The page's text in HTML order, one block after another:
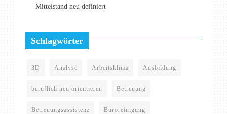
Mittelstand neu definiert
Schlagwörter
3D Analyse Arbeitsklima Ausbildung
beruflich neu orientieren Betreuung
Betreuungsassistenz Büroreinigung